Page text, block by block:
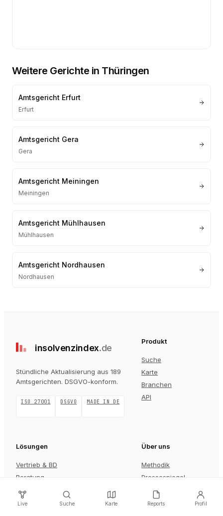
Weitere Gerichte in Thüringen
Amtsgericht Erfurt
Erfurt
Amtsgericht Gera
Gera
Amtsgericht Meiningen
Meiningen
Amtsgericht Mühlhausen
Mühlhausen
Amtsgericht Nordhausen
Nordhausen
insolvenzindex.de
Stündliche Aktualisierung aus 189
Amtsgerichten. DSGVO-konform.
ISO 27001 DSGVO MADE IN DE
Produkt
Suche
Karte
Branchen
API
Lösungen
Vertrieb & BD
Beratung
Investoren & PE
Versicherung
Über uns
Methodik
Pressespiegel
Karriere
Kontakt
Live Suche Karte Reports Profil